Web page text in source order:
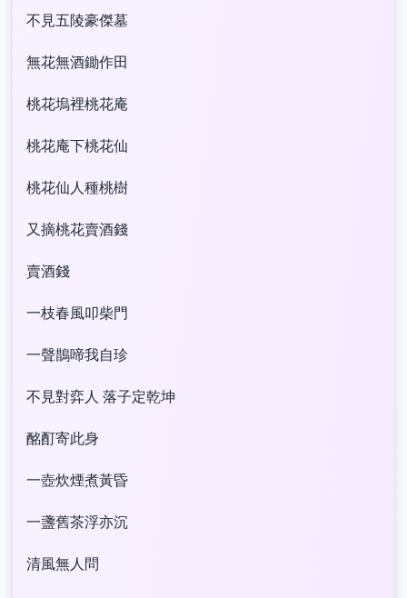
不見五陵豪傑墓
無花無酒鋤作田
桃花塢裡桃花庵
桃花庵下桃花仙
桃花仙人種桃樹
又摘桃花賣酒錢
賣酒錢
一枝春風叩柴門
一聲鵲啼我自珍
不見對弈人 落子定乾坤
酩酊寄此身
一壺炊煙煮黃昏
一盞舊茶浮亦沉
清風無人問